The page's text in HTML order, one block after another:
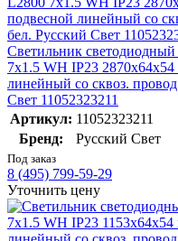
Светильник
7x1.5 WH IP23
линейный со сквоз.
Свет 11052323211
Артикул: 11052323211
Бренд:
Русский Свет
Под заказ
8 (495) 799-59-29
Уточнить цену